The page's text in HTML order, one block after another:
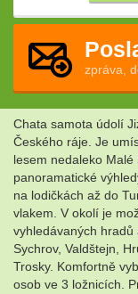
zpráva,
Chata samota údolí
Českého ráje. Je
lesem nedaleko
panoramatické
na lodičkách až do
vlakem. V okolí je
vyhledávaných hradů
Sychrov, Valdštejn,
Trosky. Komfortně
osob ve 3 ložnicích.